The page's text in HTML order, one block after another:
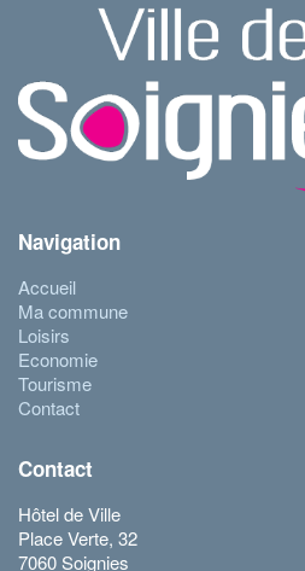
Navigation
Accueil
Ma commune
Loisirs
Economie
Tourisme
Contact
Contact
Hôtel de Ville
Place Verte, 32
7060 Soignies